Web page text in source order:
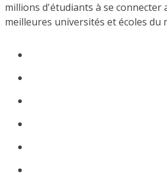
millions d'étudiants à se connecter
meilleures universités et écoles du